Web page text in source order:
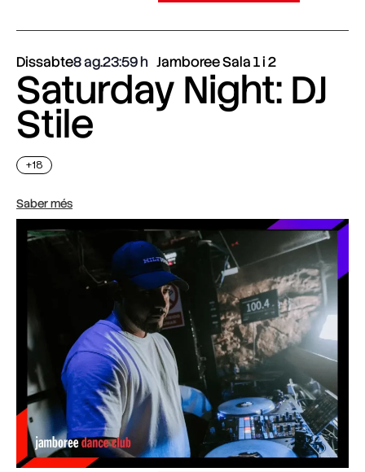
Dissabte8 ag.23:59 Jamboree Sala 1 i 2
Saturday Night: DJ
Stile
+18
Saber més